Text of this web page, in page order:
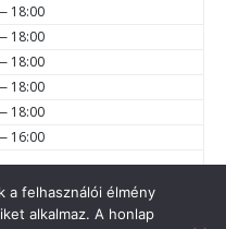
18:00
18:00
18:00
18:00
18:00
16:00
a felhasználói élmény
alkalmaz. A honlap